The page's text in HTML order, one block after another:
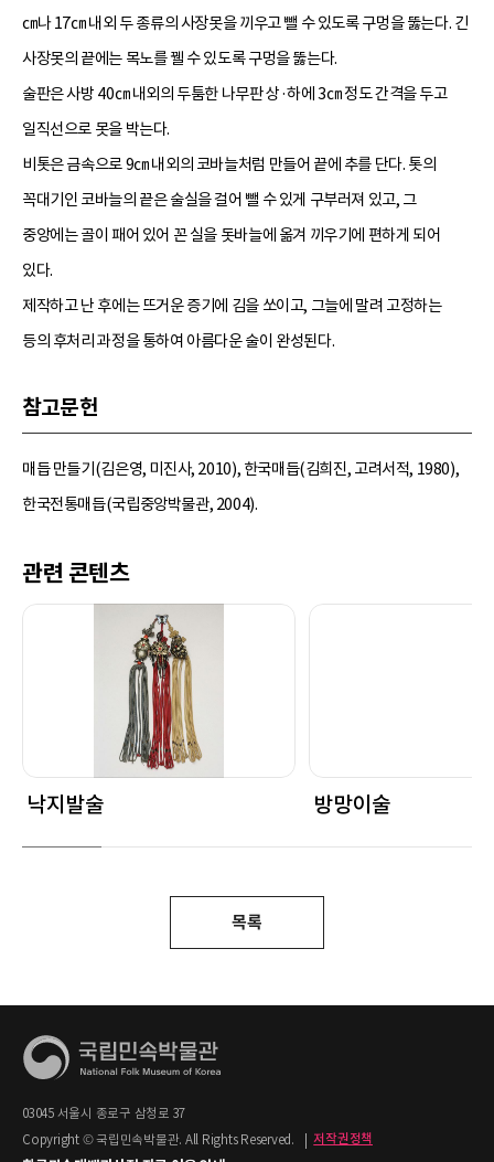
㎝나 17㎝ 내외 두 종류의 사장못을 끼우고 뺄 수 있도록 구멍을 뚫는다. 긴
사장못의 끝에는 목노를 꿸 수 있도록 구멍을 뚫는다.
술판은 사방 40㎝ 내외의 두툼한 나무판 상·하에 3㎝ 정도 간격을 두고
일직선으로 못을 박는다.
비톳은 금속으로 9㎝ 내외의 코바늘처럼 만들어 끝에 추를 단다. 톳의
꼭대기인 코바늘의 끝은 술실을 걸어 뺄 수 있게 구부러져 있고, 그
중앙에는 골이 패어 있어 꼰 실을 돗바늘에 옮겨 끼우기에 편하게 되어
있다.
제작하고 난 후에는 뜨거운 증기에 김을 쏘이고, 그늘에 말려 고정하는
등의 후처리 과정을 통하여 아름다운 술이 완성된다.
참고문헌
매듭 만들기(김은영, 미진사, 2010), 한국매듭(김희진, 고려서적, 1980),
한국전통매듭(국립중앙박물관, 2004).
관련 콘텐츠
낙지발술 방망이술
목록
03045 서울시 종로구 삼청로 37
Copyright © 국립민속박물관. All Rights Reserved.
저작권정책